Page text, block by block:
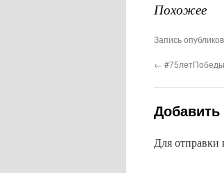
Похожее
Запись
← #75летПобеды
Для отправки